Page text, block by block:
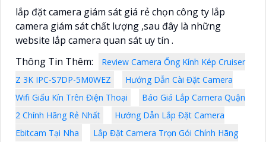
lắp đặt camera giám sát giá rẻ chọn công ty lắp
camera giám sát chất lượng ,sau đây là những
website lắp camera quan sát uy tín .
Thông Tin Thêm:
Review Camera Ống Kính Kép Cruiser
Z 3K IPC-S7DP-5M0WEZ
Hướng Dẫn Cài Đặt Camera
Wifi Giấu Kín Trên Điện Thoại
Báo Giá Lắp Camera Quận
2 Chính Hãng Rẻ Nhất
Hướng Dẫn Lắp Đặt Camera
Ebitcam Tại Nha
Lắp Đặt Camera Trọn Gói Chính Hãng